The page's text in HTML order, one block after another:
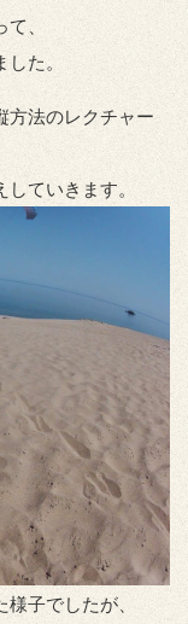
、
した。
方法のレクチャー
ていきます。
子でしたが、